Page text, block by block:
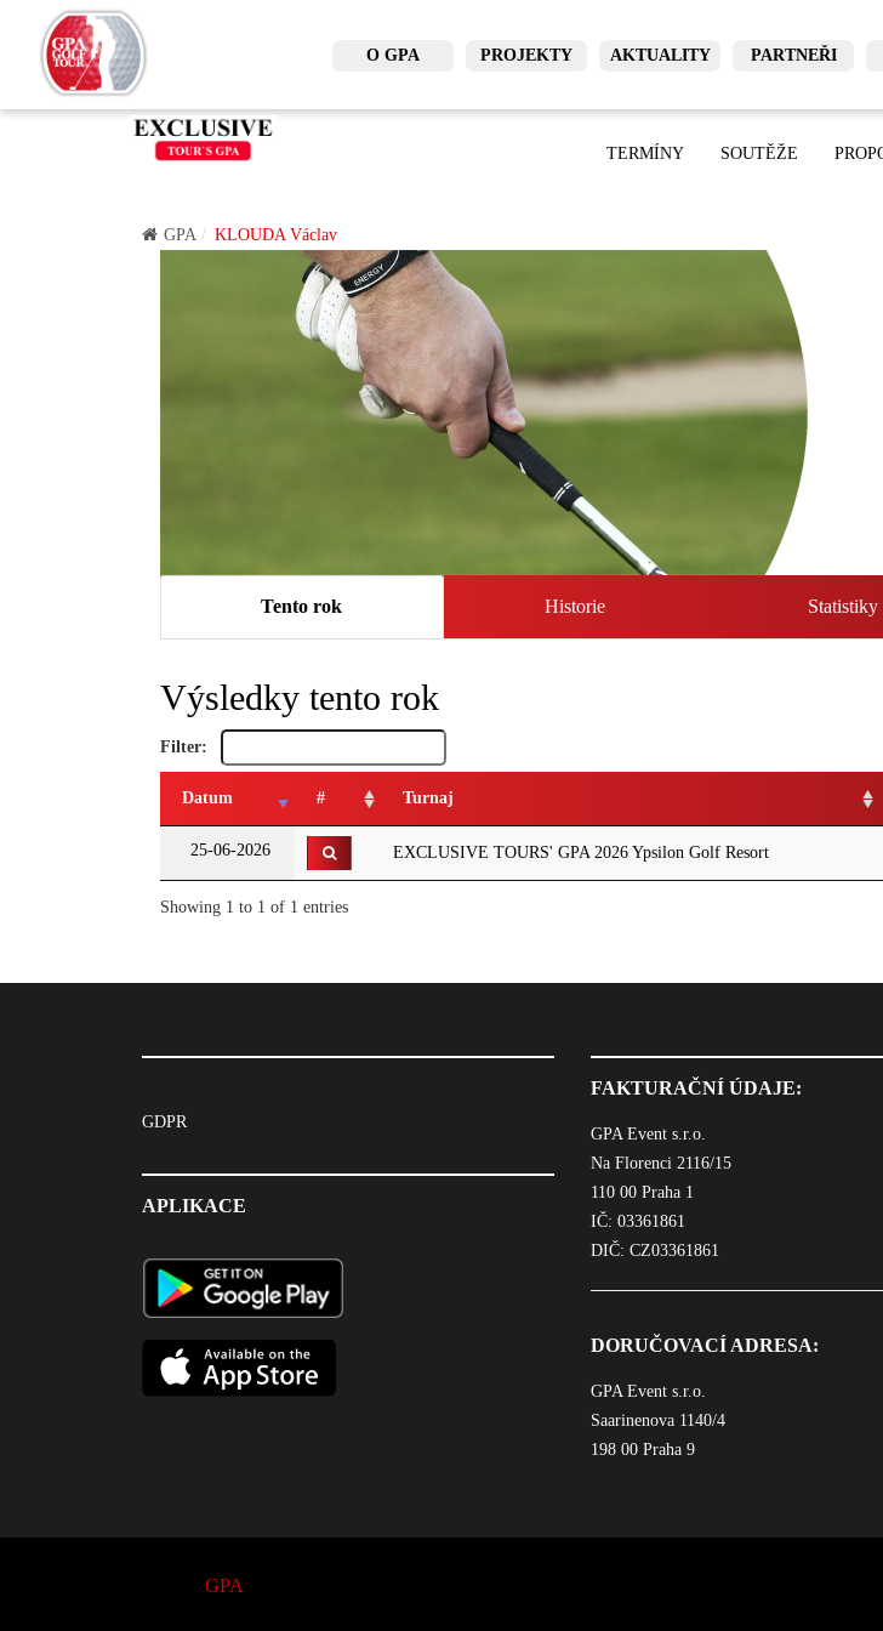
O GPA PROJEKTY AKTUALITY PARTNEŘI
TERMÍNY SOUTĚŽE
GPA KLOUDA Václav
Tento rok Historie Statistiky
Výsledky tento rok
Filter:
Datum # Turnaj
25-06-2026 EXCLUSIVE TOURS' GPA 2026 Ypsilon Golf Resort
Showing 1 to 1 of 1 entries
GDPR
APLIKACE
FAKTURAČNÍ ÚDAJE:
GPA Event s.r.o.
Na Florenci 2116/15
110 00 Praha 1
IČ: 03361861
DIČ: CZ03361861
DORUČOVACÍ ADRESA:
GPA Event s.r.o.
Saarinenova 1140/4
198 00 Praha 9
GPA